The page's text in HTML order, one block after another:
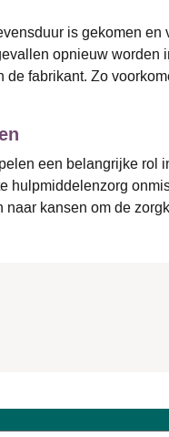
is gekomen
opnieuw
fabrikant. Zo
een belangrijke
hulpmiddelenzorg
kansen om de